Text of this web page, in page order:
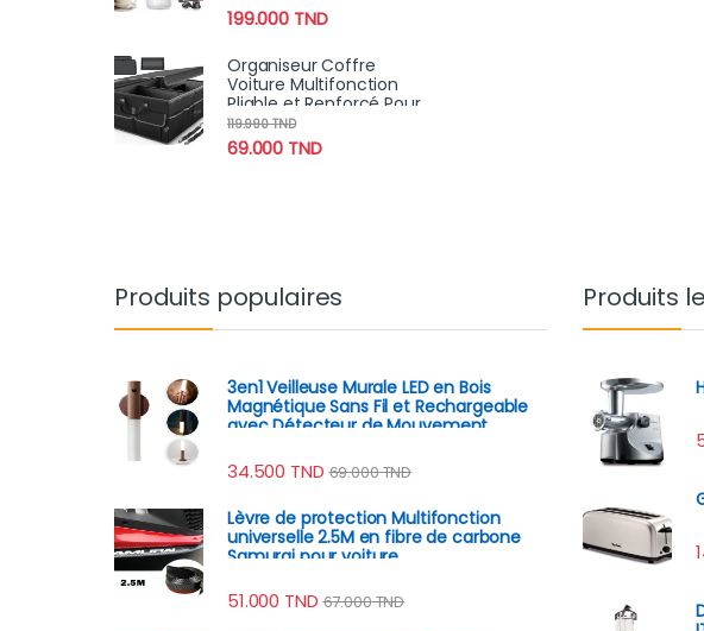
199.000 TND
Organiseur Coffre
Voiture Multifonction
Pliable et Renforcé Pour
Rangement Robuste
Avec Poignées & Poches
69.000 TND
119.990TND
Produits populaires
3en1 Veilleuse Murale LED en Bois
Magnétique Sans Fil et Rechargeable
avec Détecteur de Mouvement
34.500 TND 69.000TND
Lèvre de protection Multifonction
universelle 2.5M en fibre de carbone
Samurai pour voiture
51.000 TND 67.000TND
Produits